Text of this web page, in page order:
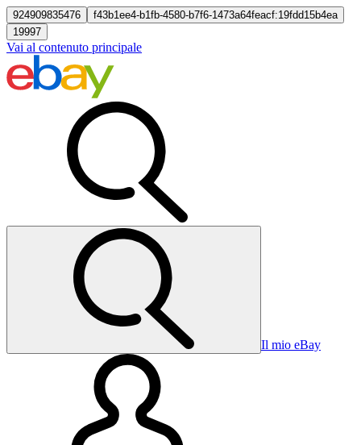
924909835476
f43b1ee4-b1fb-4580-b7f6-1473a64feacf:19fdd15b4ea
19997
Vai al contenuto principale
Il mio eBay